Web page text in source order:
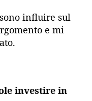
influire sul
e mi
investire in